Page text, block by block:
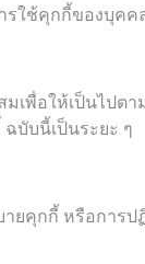
ใช้คุกกี้ของบุคค
เพื่อให้เป็นไ
บับนี้เป็นระยะ ๆ
ายคุกกี้ หรือกา